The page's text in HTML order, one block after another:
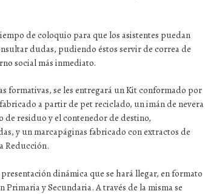
de coloquio para que los asistentes puedan
dudas, pudiendo éstos servir de correa de
social más inmediato.
formativas, se les entregará un Kit conformado por
a partir de pet reciclado, un imán de nevera
de residuo y el contenedor de destino,
y un marcapáginas fabricado con extractos de
Reducción.
dinámica que se hará llegar, en formato
y Secundaria. A través de la misma se